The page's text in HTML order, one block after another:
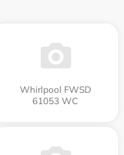
Whirlpool FWSD
61053 WC